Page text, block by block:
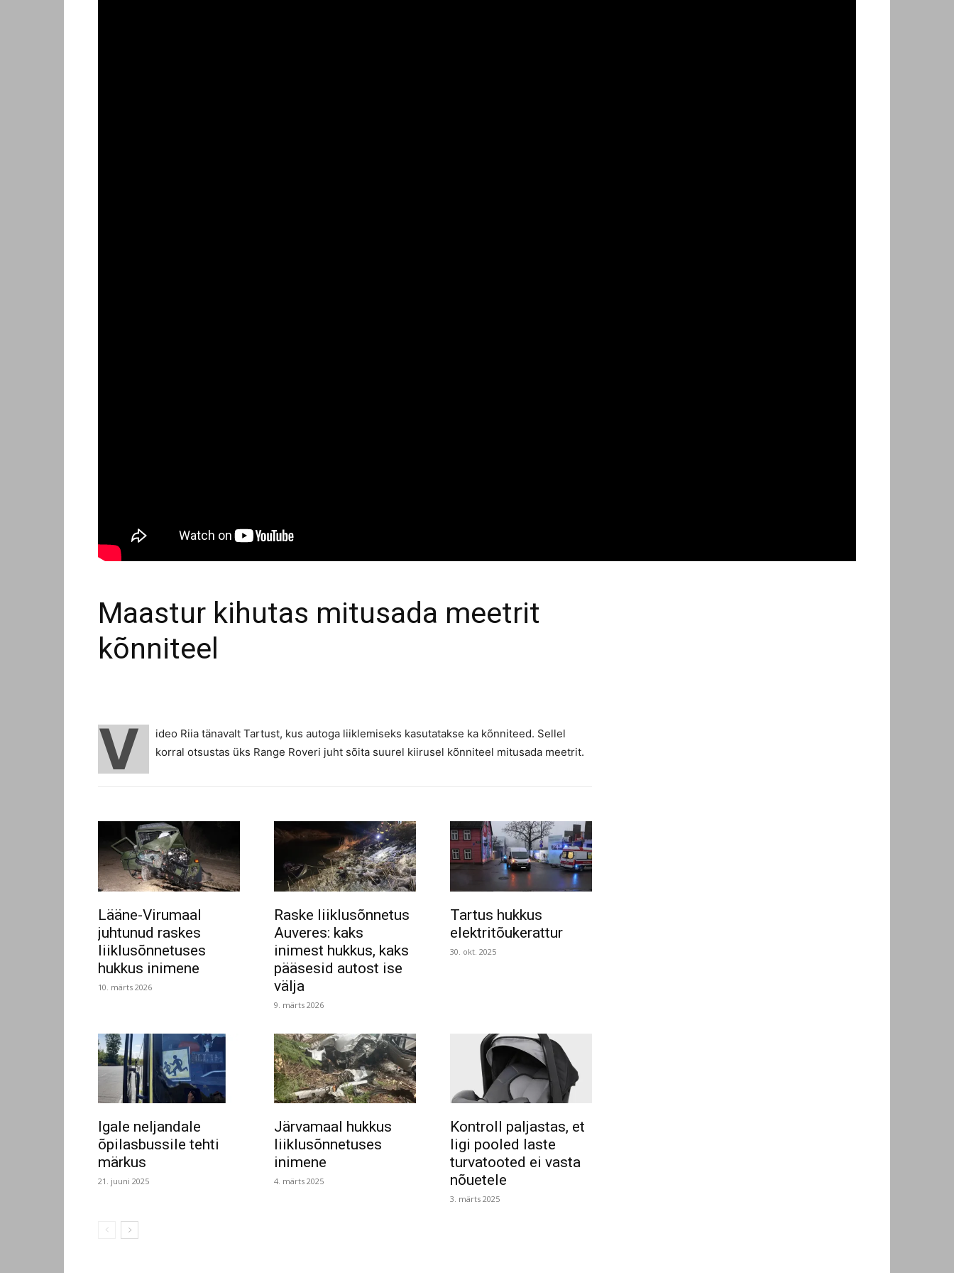
Maastur kihutas mitusada meetrit
kõnniteel
V
ideo Riia tänavalt Tartust, kus autoga liiklemiseks kasutatakse ka kõnniteed. Sellel
korral otsustas üks Range Roveri juht sõita suurel kiirusel kõnniteel mitusada meetrit.
Lääne-Virumaal
juhtunud raskes
liiklusõnnetuses
hukkus inimene
10. märts 2026
Raske liiklusõnnetus
Auveres: kaks
inimest hukkus, kaks
pääsesid autost ise
välja
9. märts 2026
Tartus hukkus
elektritõukerattur
30. okt. 2025
Igale neljandale
õpilasbussile tehti
märkus
21. juuni 2025
Järvamaal hukkus
liiklusõnnetuses
inimene
4. märts 2025
Kontroll paljastas, et
ligi pooled laste
turvatooted ei vasta
nõuetele
3. märts 2025